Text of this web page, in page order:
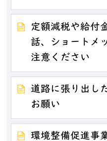
定額減税や給付
話、ショートメ
注意ください
道路に張り出し
お願い
環境整備促進事